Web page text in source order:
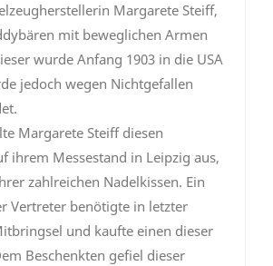
Margarete Steiff,
mit beweglichen Armen
wurde Anfang 1903 in die USA
jedoch wegen Nichtgefallen
Margarete Steiff diesen
ihrem Messestand in Leipzig aus,
zahlreichen Nadelkissen. Ein
Vertreter benötigte in letzter
und kaufte einen dieser
Beschenkten gefiel dieser